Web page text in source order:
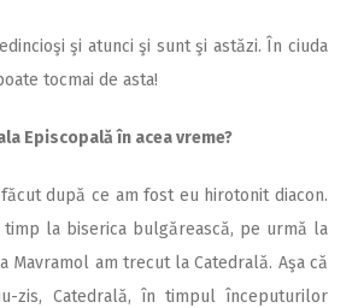
şi atunci şi sunt şi astăzi. În ciuda
tocmai de asta!
Episcopală în acea vreme?
după ce am fost eu hirotonit diacon.
timp la biserica bulgărească, pe urmă la
Mavramol am trecut la Catedrală. Aşa că
zis, Catedrală, în timpul începuturilor